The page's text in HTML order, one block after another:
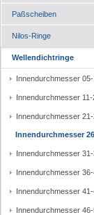
Paßscheiben
Nilos-Ringe
Wellendichtringe
Innendurchmesser
Innendurchmesser 11-
Innendurchmesser
Innendurchmesser
Innendurchmesser
Innendurchmesser
Innendurchmesser
Innendurchmesser